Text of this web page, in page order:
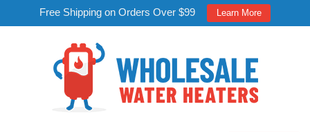
Free Shipping on Orders Over $99 Learn More